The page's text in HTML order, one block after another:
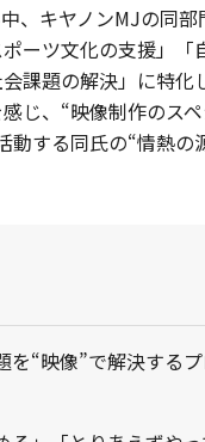
、キヤノンMJの同
ーツ文化の支援」「
課題の解決」に特化
じ、“映像制作のス
動する同氏の“情熱の
を“映像”で解決する